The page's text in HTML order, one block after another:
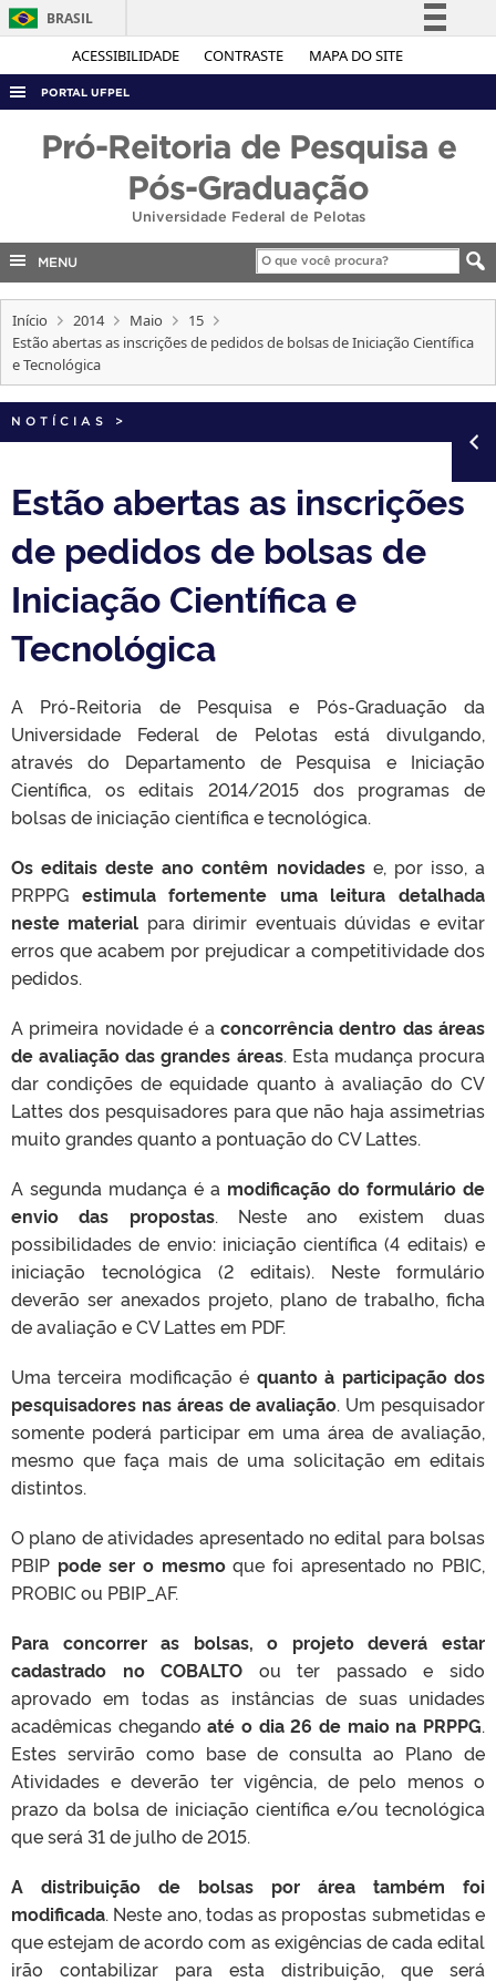
ACESSIBILIDADE CONTRASTE MAPA DO SITE
BRASIL
Simplifique!
Acesso à informação
Legislação
Canais
PORTAL UFPEL
CONCURSOS
EDITAIS
INTERNACIONAL
Pró-Reitoria de Pesquisa e
Pós-Graduação
Universidade Federal de Pelotas
MENU
Início 2014 Maio
15
Estão abertas as inscrições de pedidos de bolsas de Iniciação Científica
e Tecnológica
NOTÍCIAS >
Estão abertas as inscrições
de pedidos de bolsas de
Iniciação Científica e
Tecnológica
A Pró-Reitoria de Pesquisa e Pós-Graduação da
Universidade Federal de Pelotas está divulgando,
através do Departamento de Pesquisa e Iniciação
Científica, os editais 2014/2015 dos programas de
bolsas de iniciação científica e tecnológica.
Os editais deste ano contêm novidadese, por isso, a
PRPPG estimula fortemente uma leitura detalhada
neste material para dirimir eventuais dúvidas e evitar
erros que acabem por prejudicar a competitividade dos
pedidos.
A primeira novidade é a concorrência dentro das áreas
de avaliação das grandes áreas. Esta mudança procura
dar condições de equidade quanto à avaliação do CV
Lattes dos pesquisadores para que não haja assimetrias
muito grandes quanto a pontuação do CV Lattes.
A segunda mudança é a modificação do formulário de
envio das propostas. Neste ano existem duas
possibilidades de envio: iniciação científica (4 editais) e
iniciação tecnológica (2 editais). Neste formulário
deverão ser anexados projeto, plano de trabalho, ficha
de avaliação e CV Lattes em PDF.
Uma terceira modificação é quanto à participação dos
pesquisadores nas áreas de avaliação. Um pesquisador
somente poderá participar em uma área de avaliação,
mesmo que faça mais de uma solicitação em editais
distintos.
O plano de atividades apresentado no edital para bolsas
PBIP pode ser o mesmoque foi apresentado no PBIC,
PROBIC ou PBIP_AF.
Para concorrer as bolsas, o projeto deverá estar
cadastrado no COBALTO ou ter passado e sido
aprovado em todas as instâncias de suas unidades
acadêmicas chegandoaté o dia 26 de maio na PRPPG.
Estes servirão como base de consulta ao Plano de
Atividades e deverão ter vigência, de pelo menos o
prazo da bolsa de iniciação científica e/ou tecnológica
que será 31 de julho de 2015.
A distribuição de bolsas por área também foi
modificada. Neste ano, todas as propostas submetidas e
que estejam de acordo com as exigências de cada edital
irão contabilizar para esta distribuição, que será